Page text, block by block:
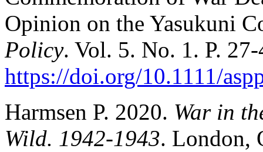
Opinion on the Yasukuni
Policy. Vol. 5. No. 1. P.
https://doi.org/10.1111/
Harmsen P. 2020. War in
Wild. 1942-1943. London,